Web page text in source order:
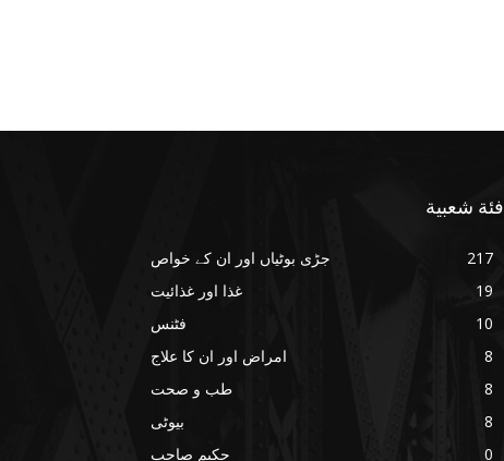
فئة شعبية
جڑی بوٹیاں اور ان کے خواص
217
غذا اور غذائیت
19
فٹنس
10
امراض اور ان کا علاج
8
طب و صحت
8
بیوٹی
8
حکیم صاحب
0